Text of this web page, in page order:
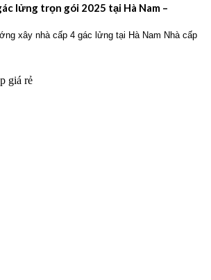
lửng trọn gói 2025 tại Hà Nam –
xây nhà cấp 4 gác lửng tại Hà Nam Nhà cấp